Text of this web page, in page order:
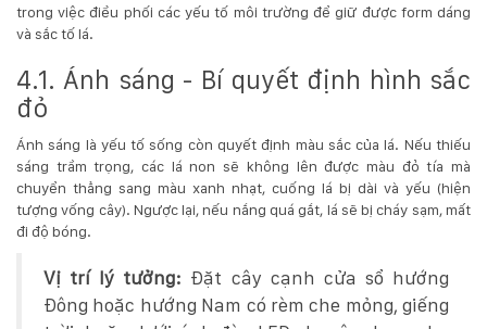
trong việc điều phối các yếu tố môi trường để giữ được form dáng
và sắc tố lá.
4.1. Ánh sáng - Bí quyết định hình sắc
đỏ
Ánh sáng là yếu tố sống còn quyết định màu sắc của lá. Nếu thiếu
sáng trầm trọng, các lá non sẽ không lên được màu đỏ tía mà
chuyển thẳng sang màu xanh nhạt, cuống lá bị dài và yếu (hiện
tượng vống cây). Ngược lại, nếu nắng quá gắt, lá sẽ bị cháy sạm, mất
đi độ bóng.
Vị trí lý tưởng: Đặt cây cạnh cửa sổ hướng
Đông hoặc hướng Nam có rèm che mỏng, giếng